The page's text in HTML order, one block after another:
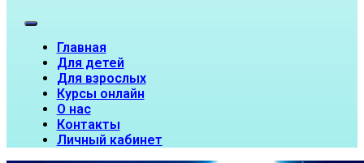
Главная
Для детей
Для взрослых
Курсы онлайн
О нас
Контакты
Личный кабинет